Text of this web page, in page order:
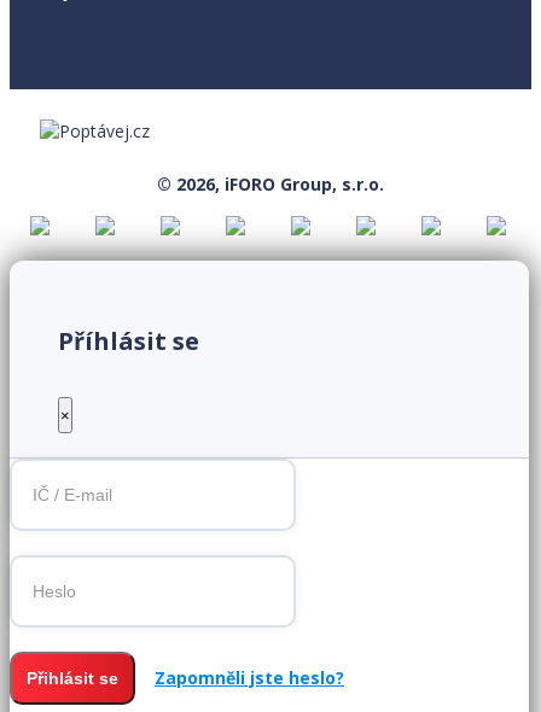
© 2026, iFORO Group, s.r.o.
Příhlásit se
×
Přihlásit se Zapomněli jste heslo?